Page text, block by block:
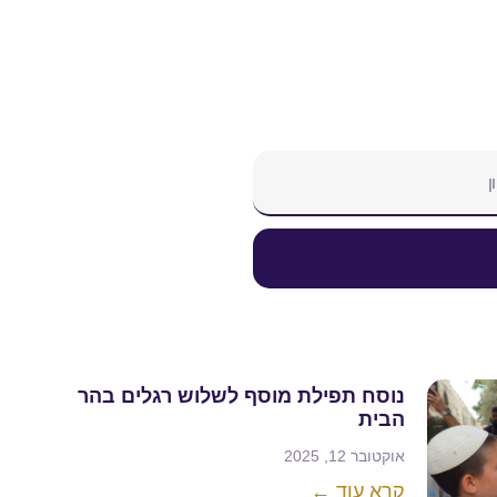
נוסח תפילת מוסף לשלוש רגלים בהר
הבית
אוקטובר 12, 2025
קרא עוד ←